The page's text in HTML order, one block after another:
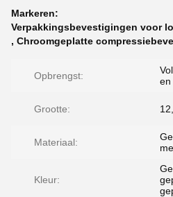
Markeren:
Verpakkingsbevestigingen voor
, Chroomgeplatte
Opbrengst:
en
Grootte:
Materiaal:
Kleur: